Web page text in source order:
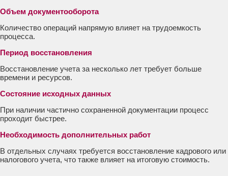
Объем документооборота
Количество операций напрямую влияет на трудоемкость
процесса.
Период восстановления
Восстановление учета за несколько лет требует больше
времени и ресурсов.
Состояние исходных данных
При наличии частично сохраненной документации процесс
проходит быстрее.
Необходимость дополнительных работ
В отдельных случаях требуется восстановление кадрового или
налогового учета, что также влияет на итоговую стоимость.